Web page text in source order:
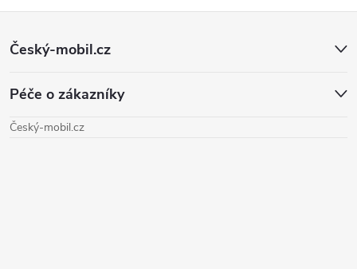
Z
p
Český-mobil.cz
Péče o zákazníky
Český-mobil.cz